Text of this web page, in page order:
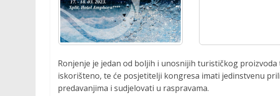
Ronjenje je jedan od boljih i unosnijih turističkog
iskorišteno, te će posjetitelji kongresa imati jedinstvenu
predavanjima i sudjelovati u raspravama.